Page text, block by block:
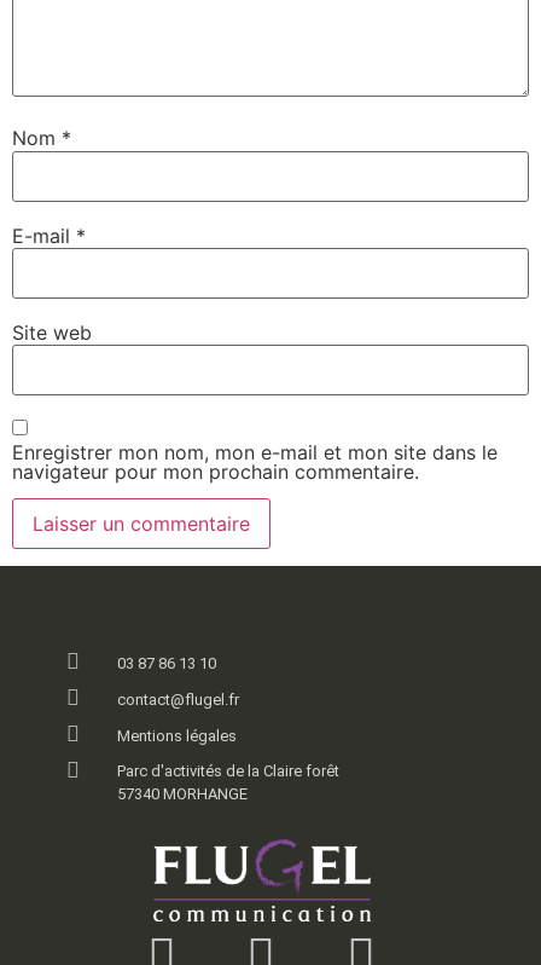
Nom *
E-mail *
Site web
Enregistrer mon nom, mon e-mail et mon site dans le
navigateur pour mon prochain commentaire.
03 87 86 13 10
contact@flugel.fr
Mentions légales
Parc d'activités de la Claire forêt
57340 MORHANGE